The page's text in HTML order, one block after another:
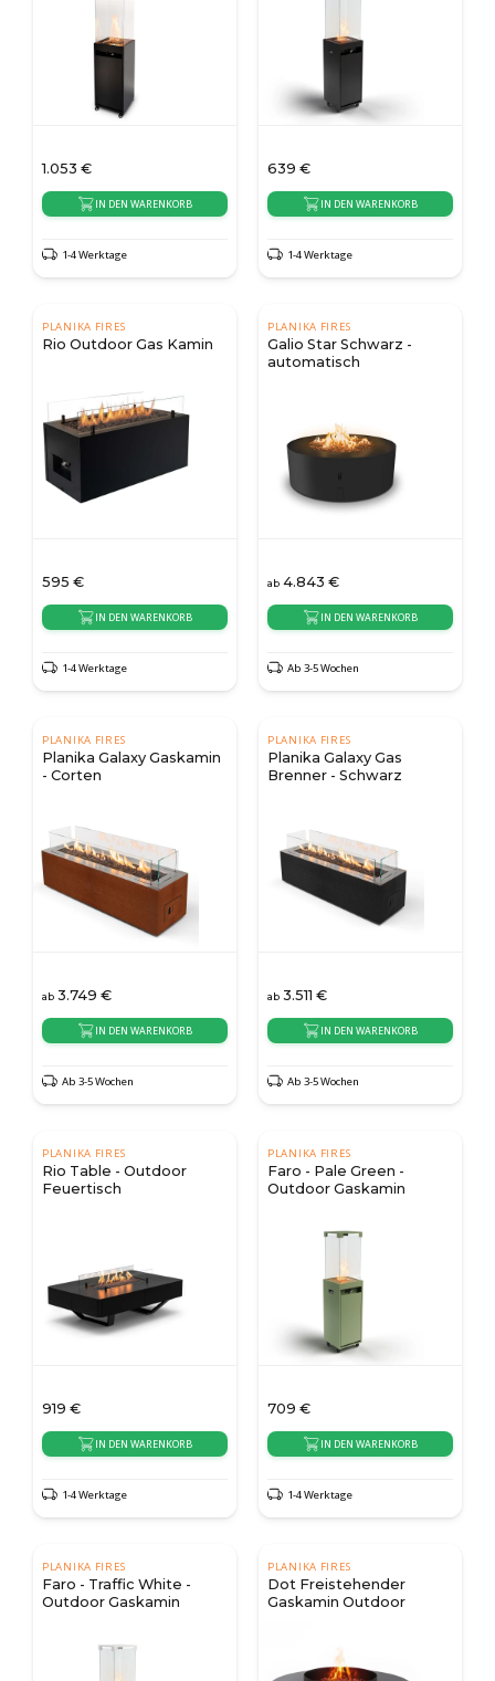
1.053 €
IN DEN WARENKORB
1-4 Werktage
639 €
IN DEN WARENKORB
1-4 Werktage
PLANIKA FIRES
Rio Outdoor Gas Kamin
595 €
IN DEN WARENKORB
1-4 Werktage
PLANIKA FIRES
Galio Star Schwarz -
automatisch
ab 4.843 €
IN DEN WARENKORB
Ab 3-5 Wochen
PLANIKA FIRES
Planika Galaxy Gaskamin
- Corten
ab 3.749 €
IN DEN WARENKORB
Ab 3-5 Wochen
PLANIKA FIRES
Planika Galaxy Gas
Brenner - Schwarz
ab 3.511 €
IN DEN WARENKORB
Ab 3-5 Wochen
PLANIKA FIRES
Rio Table - Outdoor
Feuertisch
919 €
IN DEN WARENKORB
1-4 Werktage
PLANIKA FIRES
Faro - Pale Green -
Outdoor Gaskamin
709 €
IN DEN WARENKORB
1-4 Werktage
PLANIKA FIRES
Faro - Traffic White -
Outdoor Gaskamin
PLANIKA FIRES
Dot Freistehender
Gaskamin Outdoor